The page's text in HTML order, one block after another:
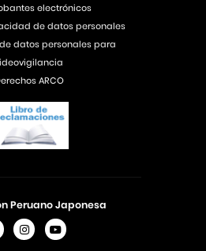
Peruano Japonesa
electrónicos
de datos personales
datos personales para
ARCO